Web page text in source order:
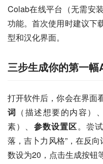
Colab在线平台（无需安
功能。首次使用时建议下
型和汉化界面。
三步生成你的第一幅
打开软件后，你会在界面
词 （描述想要的内容）、
素）、 参数设置区。尝
落，吉卜力风格”，在反
数设为20，点击生成按钮